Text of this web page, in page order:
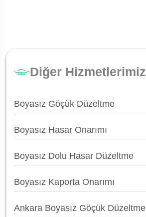
Diğer Hizmetlerimiz
Boyasız Göçük Düzeltme
Boyasız Hasar Onarımı
Boyasız Dolu Hasar Düzeltme
Boyasız Kaporta Onarımı
Ankara Boyasız Göçük Düzeltme